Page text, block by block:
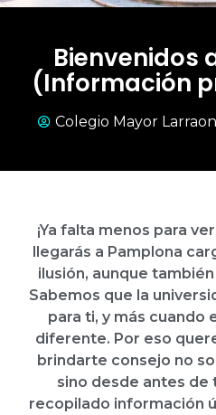
Bienvenidos
(Información
Colegio Mayor
¡Ya falta menos para
llegarás a Pamplona
ilusión, aunque
Sabemos que la
para ti, y más cuando
diferente. Por eso
brindarte consejo no
sino desde antes de
recopilado información